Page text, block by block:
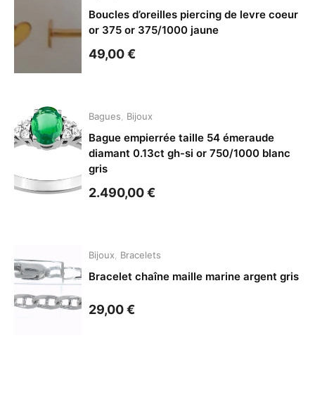
Boucles d’oreilles piercing de levre coeur
or 375 or 375/1000 jaune
49,00€
Bagues Bijoux
Bague empierrée taille 54 émeraude
diamant 0.13ct gh-si or 750/1000 blanc
gris
2.490,00€
Bijoux Bracelets
Bracelet chaîne maille marine argent gris
29,00€